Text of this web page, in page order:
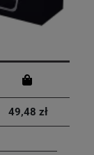
49,48 zł